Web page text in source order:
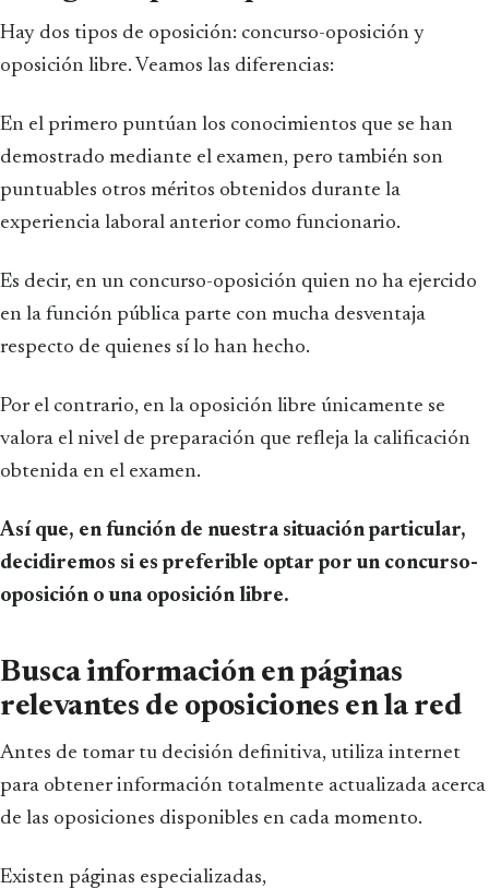
Hay dos tipos de oposición: concurso-oposición y
oposición libre. Veamos las diferencias:
En el primero puntúan los conocimientos que se han
demostrado mediante el examen, pero también son
puntuables otros méritos obtenidos durante la
experiencia laboral anterior como funcionario.
Es decir, en un concurso-oposición quien no ha ejercido
en la función pública parte con mucha desventaja
respecto de quienes sí lo han hecho.
Por el contrario, en la oposición libre únicamente se
valora el nivel de preparación que refleja la calificación
obtenida en el examen.
Así que, en función de nuestra situación particular,
decidiremos si es preferible optar por un concurso-
oposición o una oposición libre.
Busca información en páginas
relevantes de oposiciones en la red
Antes de tomar tu decisión definitiva, utiliza internet
para obtener información totalmente actualizada acerca
de las oposiciones disponibles en cada momento.
Existen páginas especializadas,